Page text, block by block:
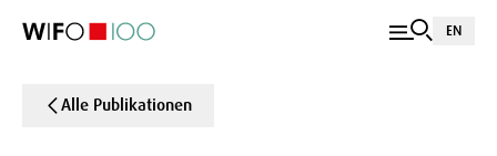
EN
Alle Publikationen